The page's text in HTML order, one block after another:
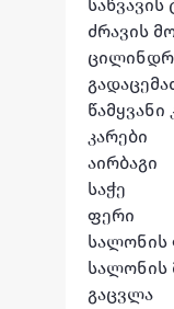
საწვავის
ძრავის
კარები
აირბაგი
საჭე
ფერი
სალონის
სალონის
გაცვლა